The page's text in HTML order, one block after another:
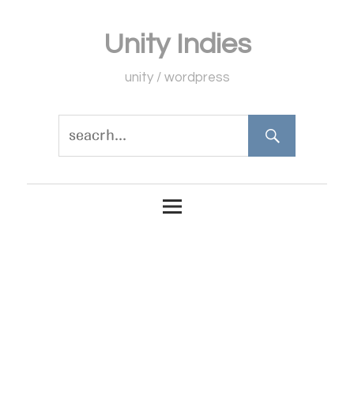
Unity Indies
unity / wordpress